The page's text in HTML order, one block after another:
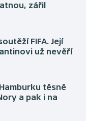
zářil
FIFA. Její
už nevěří
těsně
a pak i na